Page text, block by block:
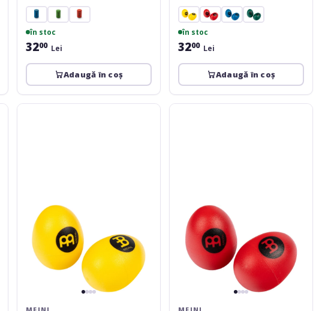
în stoc
3200 Lei
Adaugă în coș
în stoc
3200 Lei
Adaugă în coș
Meinl
Meinl